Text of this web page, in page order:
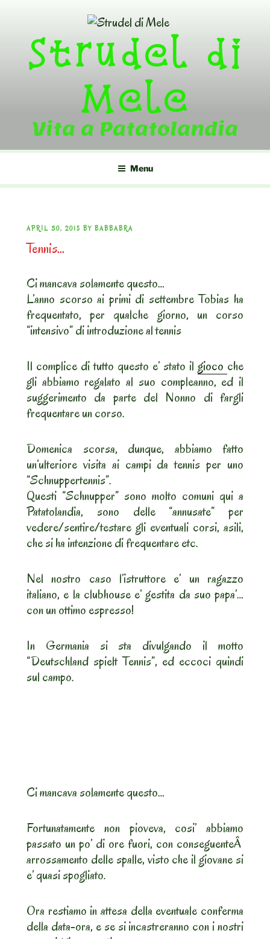
contentStrudel di
Mele
Vita a Patatolandia
Menu
POSTED
ON
APRIL 30, 2015 BY BABBABRA
Tennis…
Ci mancava solamente questo…
L’anno scorso ai primi di settembre Tobias ha
frequentato, per qualche giorno, un corso
“intensivo” di introduzione al tennis
Il complice di tutto questo e’ stato il gioco che
gli abbiamo regalato al suo compleanno, ed il
suggerimento da parte del Nonno di fargli
frequentare un corso.
Domenica scorsa, dunque, abbiamo fatto
un’ulteriore visita ai campi da tennis per uno
“Schnuppertennis”.
Questi “Schnupper” sono molto comuni qui a
Patatolandia, sono delle “annusate” per
vedere/sentire/testare gli eventuali corsi, asili,
che si ha intenzione di frequentare etc.
Nel nostro caso l’istruttore e’ un ragazzo
italiano, e la clubhouse e’ gestita da suo papa’…
con un ottimo espresso!
In Germania si sta divulgando il motto
“Deutschland spielt Tennis”, ed eccoci quindi
sul campo.
Ci mancava solamente questo…
Fortunatamente non pioveva, cosi’ abbiamo
passato un po’ di ore fuori, con conseguenteÂ
arrossamento delle spalle, visto che il giovane si
e’ quasi spogliato.
Ora restiamo in attesa della eventuale conferma
della data-ora, e se si incastreranno con i nostri